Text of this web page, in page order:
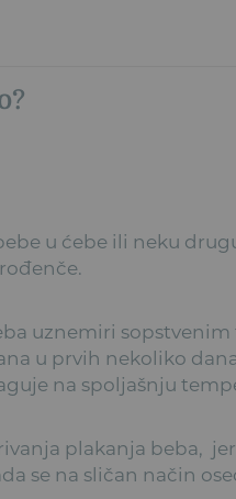
u ćebe ili neku
uznemiri
u prvih nekoliko
na spoljašnju
plakanja beba,
se na sličan način